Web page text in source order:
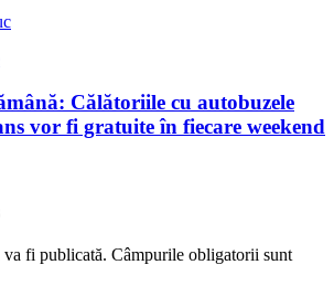
Călătoriile cu autobuzele
vor fi gratuite în fiecare weekend
va fi publicată. Câmpurile obligatorii sunt